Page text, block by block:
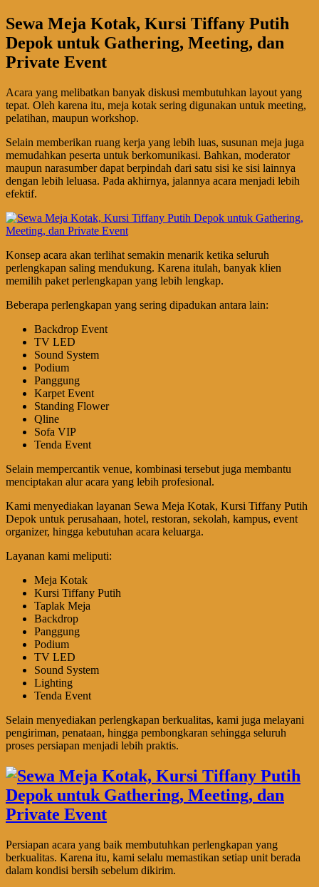
Sewa Meja Kotak, Kursi Tiffany Putih
Depok untuk Gathering, Meeting, dan
Private Event
Acara yang melibatkan banyak diskusi membutuhkan layout yang
tepat. Oleh karena itu, meja kotak sering digunakan untuk meeting,
pelatihan, maupun workshop.
Selain memberikan ruang kerja yang lebih luas, susunan meja juga
memudahkan peserta untuk berkomunikasi. Bahkan, moderator
maupun narasumber dapat berpindah dari satu sisi ke sisi lainnya
dengan lebih leluasa. Pada akhirnya, jalannya acara menjadi lebih
efektif.
Konsep acara akan terlihat semakin menarik ketika seluruh
perlengkapan saling mendukung. Karena itulah, banyak klien
memilih paket perlengkapan yang lebih lengkap.
Beberapa perlengkapan yang sering dipadukan antara lain:
Backdrop Event
TV LED
Sound System
Podium
Panggung
Karpet Event
Standing Flower
Qline
Sofa VIP
Tenda Event
Selain mempercantik venue, kombinasi tersebut juga membantu
menciptakan alur acara yang lebih profesional.
Kami menyediakan layanan Sewa Meja Kotak, Kursi Tiffany Putih
Depok untuk perusahaan, hotel, restoran, sekolah, kampus, event
organizer, hingga kebutuhan acara keluarga.
Layanan kami meliputi:
Meja Kotak
Kursi Tiffany Putih
Taplak Meja
Backdrop
Panggung
Podium
TV LED
Sound System
Lighting
Tenda Event
Selain menyediakan perlengkapan berkualitas, kami juga melayani
pengiriman, penataan, hingga pembongkaran sehingga seluruh
proses persiapan menjadi lebih praktis.
Persiapan acara yang baik membutuhkan perlengkapan yang
berkualitas. Karena itu, kami selalu memastikan setiap unit berada
dalam kondisi bersih sebelum dikirim.